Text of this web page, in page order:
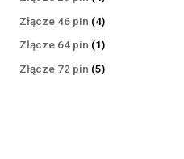
produkty
Złącze 46 pin 44
produkty
Złącze 64 pin 11
produkt
Złącze 72 pin 55